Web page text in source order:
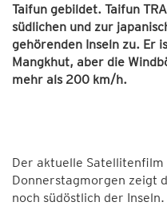
Taifun gebildet. Taifun
südlichen und zur
gehörenden Inseln zu. Er
Mangkhut, aber die
mehr als 200 km/h.
Der aktuelle
Donnerstagmorgen zeigt
noch südöstlich der